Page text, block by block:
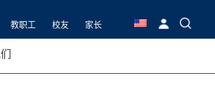
教职工 校友 家长